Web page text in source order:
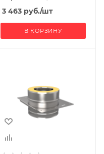
3 463руб./шт
В КОРЗИНУ
Глубина, мм
Высота, мм
160
Материал